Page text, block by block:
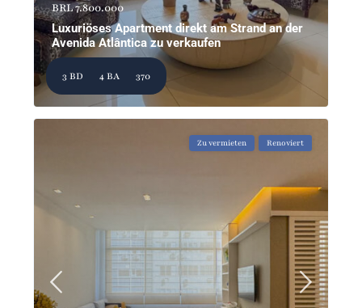
BRL 7.800.000
Luxuriöses Apartment direkt am Strand an der
Avenida Atlântica zu verkaufen
3 BD 4 BA 370
Zu vermieten Renoviert